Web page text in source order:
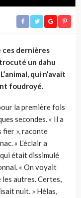
ces dernières
un dahu
qui n’avait
foudroyé.
la première fois
secondes. « Il a
fier », raconte
« L’éclair a
était dissimulé
. « On voyait
les autres. Certes,
nuit. » Hélas,